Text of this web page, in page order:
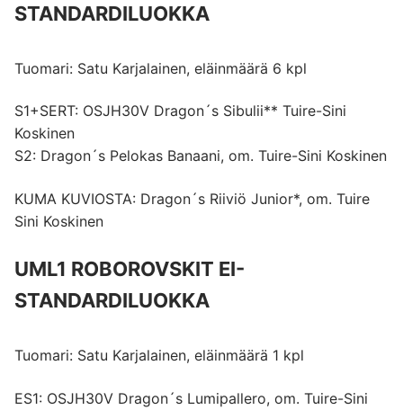
STANDARDILUOKKA
Tuomari: Satu Karjalainen, eläinmäärä 6 kpl
S1+SERT: OSJH30V Dragon´s Sibulii** Tuire-Sini
Koskinen
S2: Dragon´s Pelokas Banaani, om. Tuire-Sini Koskinen
KUMA KUVIOSTA: Dragon´s Riiviö Junior*, om. Tuire
Sini Koskinen
UML1 ROBOROVSKIT EI-
STANDARDILUOKKA
Tuomari: Satu Karjalainen, eläinmäärä 1 kpl
ES1: OSJH30V Dragon´s Lumipallero, om. Tuire-Sini